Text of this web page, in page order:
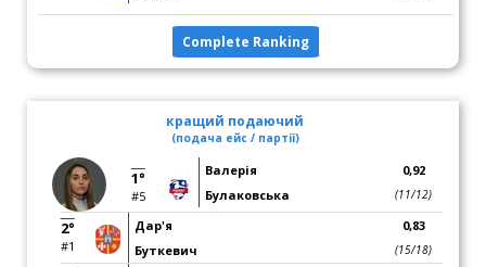
Complete Ranking
кращий подаючий
(подача ейс / партії)
1°
#5
Валерія
Булаковська
0,92
(11/12)
2°
#1
Дар'я
Буткевич
0,83
(15/18)